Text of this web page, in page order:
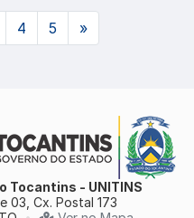
4 5 »
Tocantins - UNITINS
03, Cx. Postal 173